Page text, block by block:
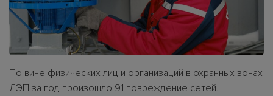
По вине физических лиц и организаций в охранных зонах
ЛЭП за год произошло 91 повреждение сетей.